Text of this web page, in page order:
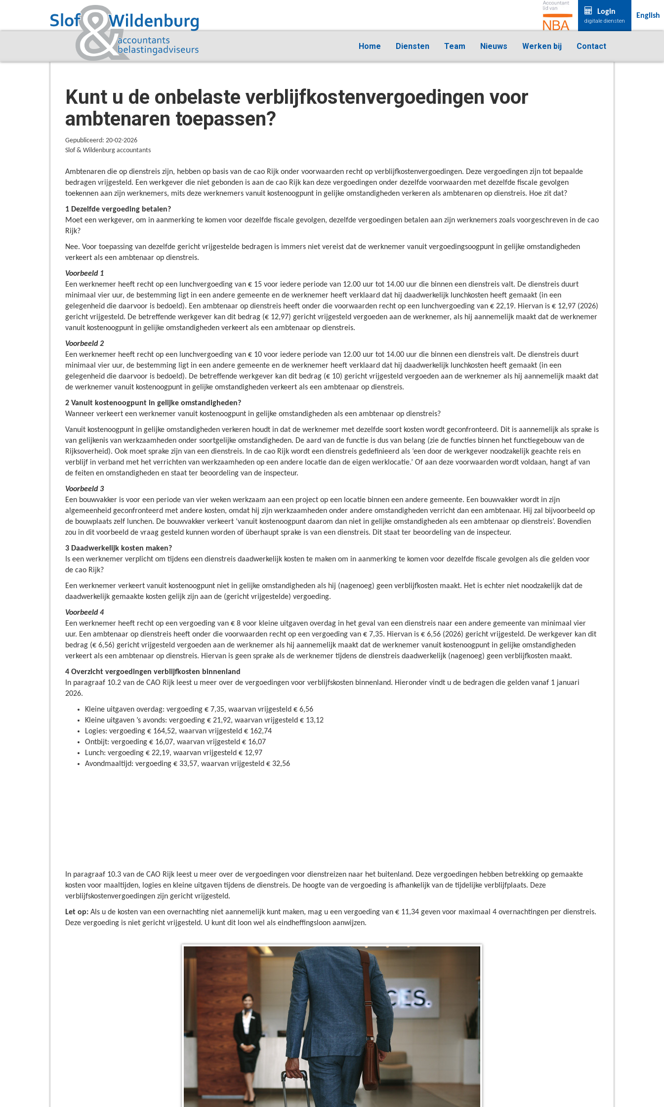
Login
digitale diensten
English
Home Diensten Team Nieuws Werken bij Contact
Kunt u de onbelaste verblijfkostenvergoedingen voor
ambtenaren toepassen?
Gepubliceerd: 20-02-2026
Slof & Wildenburg accountants
Ambtenaren die op dienstreis zijn, hebben op basis van de cao Rijk onder voorwaarden recht op verblijfkostenvergoedingen. Deze vergoedingen zijn tot bepaalde
bedragen vrijgesteld. Een werkgever die niet gebonden is aan de cao Rijk kan deze vergoedingen onder dezelfde voorwaarden met dezelfde fiscale gevolgen
toekennen aan zijn werknemers, mits deze werknemers vanuit kostenoogpunt in gelijke omstandigheden verkeren als ambtenaren op dienstreis. Hoe zit dat?
1 Dezelfde vergoeding betalen?
Moet een werkgever, om in aanmerking te komen voor dezelfde fiscale gevolgen, dezelfde vergoedingen betalen aan zijn werknemers zoals voorgeschreven in de cao
Rijk?
Nee. Voor toepassing van dezelfde gericht vrijgestelde bedragen is immers niet vereist dat de werknemer vanuit vergoedingsoogpunt in gelijke omstandigheden
verkeert als een ambtenaar op dienstreis.
Voorbeeld 1
Een werknemer heeft recht op een lunchvergoeding van € 15 voor iedere periode van 12.00 uur tot 14.00 uur die binnen een dienstreis valt. De dienstreis duurt
minimaal vier uur, de bestemming ligt in een andere gemeente en de werknemer heeft verklaard dat hij daadwerkelijk lunchkosten heeft gemaakt (in een
gelegenheid die daarvoor is bedoeld). Een ambtenaar op dienstreis heeft onder die voorwaarden recht op een lunchvergoeding van € 22,19. Hiervan is € 12,97 (2026)
gericht vrijgesteld. De betreffende werkgever kan dit bedrag (€ 12,97) gericht vrijgesteld vergoeden aan de werknemer, als hij aannemelijk maakt dat de werknemer
vanuit kostenoogpunt in gelijke omstandigheden verkeert als een ambtenaar op dienstreis.
Voorbeeld 2
Een werknemer heeft recht op een lunchvergoeding van € 10 voor iedere periode van 12.00 uur tot 14.00 uur die binnen een dienstreis valt. De dienstreis duurt
minimaal vier uur, de bestemming ligt in een andere gemeente en de werknemer heeft verklaard dat hij daadwerkelijk lunchkosten heeft gemaakt (in een
gelegenheid die daarvoor is bedoeld). De betreffende werkgever kan dit bedrag (€ 10) gericht vrijgesteld vergoeden aan de werknemer als hij aannemelijk maakt dat
de werknemer vanuit kostenoogpunt in gelijke omstandigheden verkeert als een ambtenaar op dienstreis.
2 Vanuit kostenoogpunt in gelijke omstandigheden?
Wanneer verkeert een werknemer vanuit kostenoogpunt in gelijke omstandigheden als een ambtenaar op dienstreis?
Vanuit kostenoogpunt in gelijke omstandigheden verkeren houdt in dat de werknemer met dezelfde soort kosten wordt geconfronteerd. Dit is aannemelijk als sprake is
van gelijkenis van werkzaamheden onder soortgelijke omstandigheden. De aard van de functie is dus van belang (zie de functies binnen het functiegebouw van de
Rijksoverheid). Ook moet sprake zijn van een dienstreis. In de cao Rijk wordt een dienstreis gedefinieerd als ‘een door de werkgever noodzakelijk geachte reis en
verblijf in verband met het verrichten van werkzaamheden op een andere locatie dan de eigen werklocatie.’ Of aan deze voorwaarden wordt voldaan, hangt af van
de feiten en omstandigheden en staat ter beoordeling van de inspecteur.
Voorbeeld 3
Een bouwvakker is voor een periode van vier weken werkzaam aan een project op een locatie binnen een andere gemeente. Een bouwvakker wordt in zijn
algemeenheid geconfronteerd met andere kosten, omdat hij zijn werkzaamheden onder andere omstandigheden verricht dan een ambtenaar. Hij zal bijvoorbeeld op
de bouwplaats zelf lunchen. De bouwvakker verkeert ‘vanuit kostenoogpunt daarom dan niet in gelijke omstandigheden als een ambtenaar op dienstreis’. Bovendien
zou in dit voorbeeld de vraag gesteld kunnen worden of überhaupt sprake is van een dienstreis. Dit staat ter beoordeling van de inspecteur.
3 Daadwerkelijk kosten maken?
Is een werknemer verplicht om tijdens een dienstreis daadwerkelijk kosten te maken om in aanmerking te komen voor dezelfde fiscale gevolgen als die gelden voor
de cao Rijk?
Een werknemer verkeert vanuit kostenoogpunt niet in gelijke omstandigheden als hij (nagenoeg) geen verblijfkosten maakt. Het is echter niet noodzakelijk dat de
daadwerkelijk gemaakte kosten gelijk zijn aan de (gericht vrijgestelde) vergoeding.
Voorbeeld 4
Een werknemer heeft recht op een vergoeding van € 8 voor kleine uitgaven overdag in het geval van een dienstreis naar een andere gemeente van minimaal vier
uur. Een ambtenaar op dienstreis heeft onder die voorwaarden recht op een vergoeding van € 7,35. Hiervan is € 6,56 (2026) gericht vrijgesteld. De werkgever kan dit
bedrag (€ 6,56) gericht vrijgesteld vergoeden aan de werknemer als hij aannemelijk maakt dat de werknemer vanuit kostenoogpunt in gelijke omstandigheden
verkeert als een ambtenaar op dienstreis. Hiervan is geen sprake als de werknemer tijdens de dienstreis daadwerkelijk (nagenoeg) geen verblijfkosten maakt.
4 Overzicht vergoedingen verblijfkosten binnenland
In paragraaf 10.2 van de CAO Rijk leest u meer over de vergoedingen voor verblijfskosten binnenland. Hieronder vindt u de bedragen die gelden vanaf 1 januari
2026.
Kleine uitgaven overdag: vergoeding € 7,35, waarvan vrijgesteld € 6,56
Kleine uitgaven ’s avonds: vergoeding € 21,92, waarvan vrijgesteld € 13,12
Logies: vergoeding € 164,52, waarvan vrijgesteld € 162,74
Ontbijt: vergoeding € 16,07, waarvan vrijgesteld € 16,07
Lunch: vergoeding € 22,19, waarvan vrijgesteld € 12,97
Avondmaaltijd: vergoeding € 33,57, waarvan vrijgesteld € 32,56
In paragraaf 10.3 van de CAO Rijk leest u meer over de vergoedingen voor dienstreizen naar het buitenland. Deze vergoedingen hebben betrekking op gemaakte
kosten voor maaltijden, logies en kleine uitgaven tijdens de dienstreis. De hoogte van de vergoeding is afhankelijk van de tijdelijke verblijfplaats. Deze
verblijfskostenvergoedingen zijn gericht vrijgesteld.
Let op: Als u de kosten van een overnachting niet aannemelijk kunt maken, mag u een vergoeding van € 11,34 geven voor maximaal 4 overnachtingen per dienstreis.
Deze vergoeding is niet gericht vrijgesteld. U kunt dit loon wel als eindheffingsloon aanwijzen.